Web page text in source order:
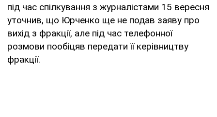
під час спілкування з журналістами 15 вересня
уточнив, що Юрченко ще не подав заяву про
вихід з фракції, але під час телефонної
розмови пообіцяв передати її керівництву
фракції.